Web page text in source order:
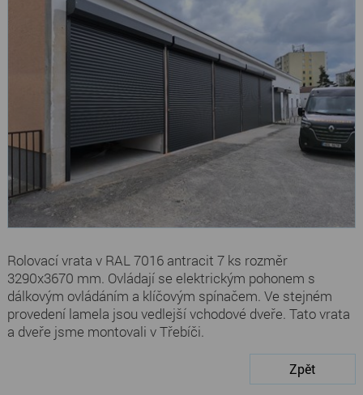
Rolovací vrata v RAL 7016 antracit 7 ks rozměr
3290x3670 mm. Ovládají se elektrickým pohonem s
dálkovým ovládáním a klíčovým spínačem. Ve stejném
provedení lamela jsou vedlejší vchodové dveře. Tato vrata
a dveře jsme montovali v Třebíči.
Zpět